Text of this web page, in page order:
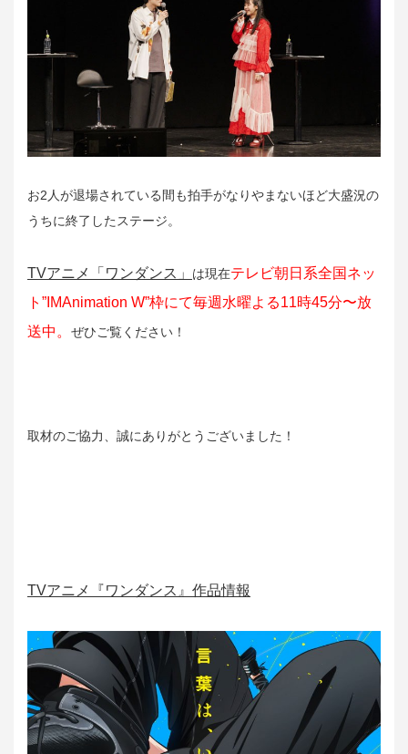
お2人が退場されている間も拍手がなりやまないほど大盛況の
うちに終了したステージ。
TVアニメ「ワンダンス」 は現在テレビ朝日系全国ネッ
ト”IMAnimation W”枠にて毎週水曜よる11時45分〜放
送中。 ぜひご覧ください！
取材のご協力、誠にありがとうございました！
TVアニメ『ワンダンス』作品情報